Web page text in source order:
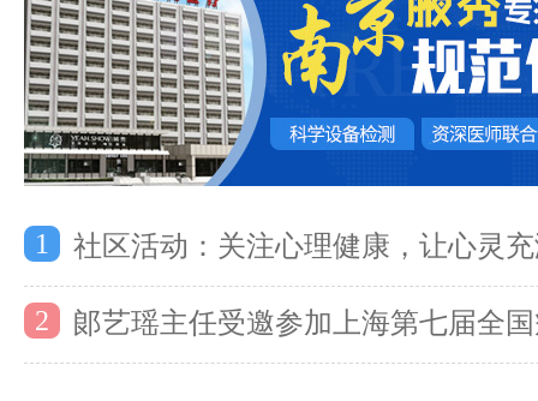
1 社区活动：关注心理健康，让心灵
2 郞艺瑶主任受邀参加上海第七届全